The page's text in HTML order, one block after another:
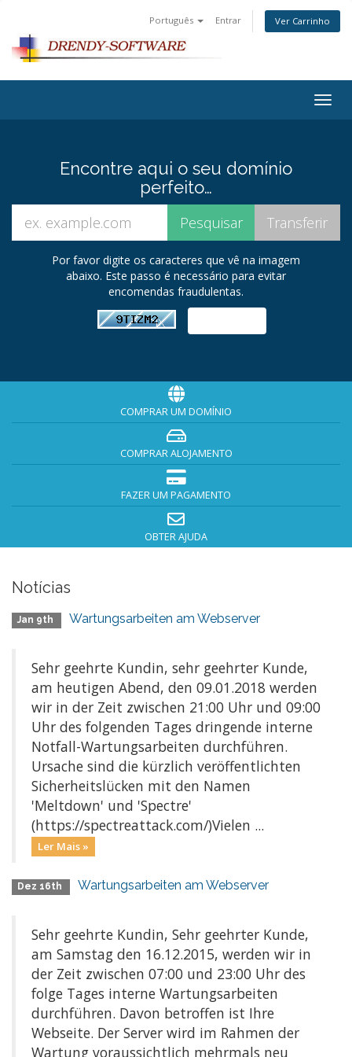
Português Entrar Ver Carrinho
Encontre aqui o seu domínio
perfeito…
Por favor digite os caracteres que vê na imagem
abaixo. Este passo é necessário para evitar
encomendas fraudulentas.
COMPRAR UM DOMÍNIO
COMPRAR ALOJAMENTO
FAZER UM PAGAMENTO
OBTER AJUDA
Notícias
Jan 9th Wartungsarbeiten am Webserver
Sehr geehrte Kundin, sehr geehrter Kunde,
am heutigen Abend, den 09.01.2018 werden
wir in der Zeit zwischen 21:00 Uhr und 09:00
Uhr des folgenden Tages dringende interne
Notfall-Wartungsarbeiten durchführen.
Ursache sind die kürzlich veröffentlichten
Sicherheitslücken mit den Namen
'Meltdown' und 'Spectre'
(https://spectreattack.com/)Vielen ...
Ler Mais »
Dez 16th Wartungsarbeiten am Webserver
Sehr geehrte Kundin, Sehr geehrter Kunde,
am Samstag den 16.12.2015, werden wir in
der Zeit zwischen 07:00 und 23:00 Uhr des
folge Tages interne Wartungsarbeiten
durchführen. Davon betroffen ist Ihre
Webseite. Der Server wird im Rahmen der
Wartung voraussichtlich mehrmals neu